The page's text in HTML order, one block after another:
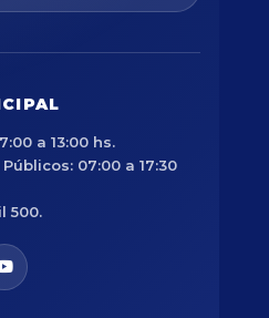
a 13:00 hs.
07:00 a 17:30
500.